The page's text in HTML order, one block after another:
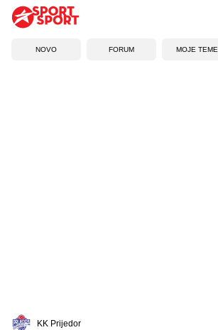
NOVO FORUM MOJE TEME
KK Prijedor